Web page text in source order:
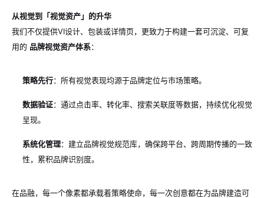
从视觉到「视觉资产」的升华
我们不仅提供VI设计、包装或详情页，更致力于构建一套可沉淀、可复
用的 品牌视觉资产体系：
策略先行：所有视觉表现均源于品牌定位与市场策略。
数据验证：通过点击率、转化率、搜索关联度等数据，持续优化视觉
呈现。
系统化管理：建立品牌视觉规范库，确保跨平台、跨周期传播的一致
性，累积品牌识别度。
在品融，每一个像素都承载着策略使命，每一次创意都在为品牌建造可